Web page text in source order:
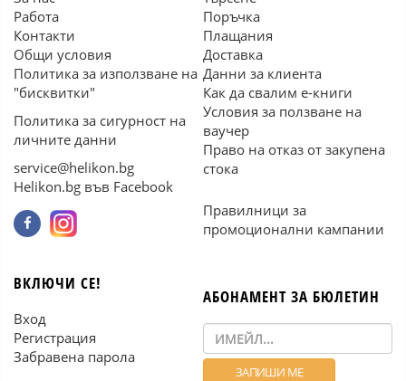
Работа
Контакти
Общи условия
Политика за използване на
"бисквитки"
Политика за сигурност на
личните данни
service@helikon.bg
Helikon.bg във Facebook
Поръчка
Плащания
Доставка
Данни за клиента
Как да свалим е-книги
Условия за ползване на
ваучер
Право на отказ от закупена
стока
Правилници за
промоционални кампании
ВКЛЮЧИ СЕ!
Вход
Регистрация
Забравена парола
АБОНАМЕНТ ЗА БЮЛЕТИН